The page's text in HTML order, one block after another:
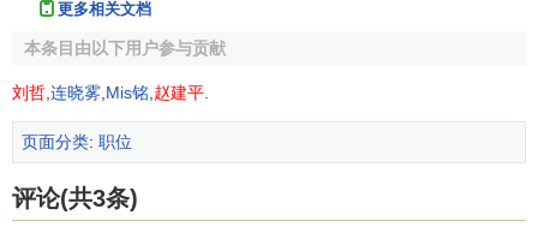
因此，总经办不同于具体的
的销售部、研发部、生产部、采购部、财务部等，这些业务
部门是企业的执行机构，它们负责具体贯彻执行董事会或总
经理的决议，处理业务工作，而总经办则一般不直接参与各
项具体业务工作，它是综合管理部门，看上去游离于各种
理之外，实际上又存在各种管理之中。
更多相关文档
本条目由以下用户参与贡献
刘哲 连晓雾 Mis铭 赵建平
页面分类: 职位
评论(共3条)